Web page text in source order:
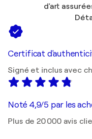
d'art
Certificat
Signé et inclus avec
Noté 4,9/5 par les
Plus de 20 000 avis